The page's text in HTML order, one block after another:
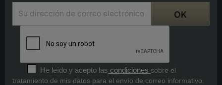
He leído y acepto las condiciones sobre el
tratamiento de mis datos para el envío de correo informativo.